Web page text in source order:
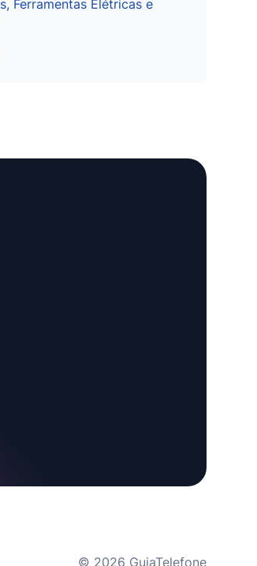
Ferramentas Elétricas e
© 2026 GuiaTelefone